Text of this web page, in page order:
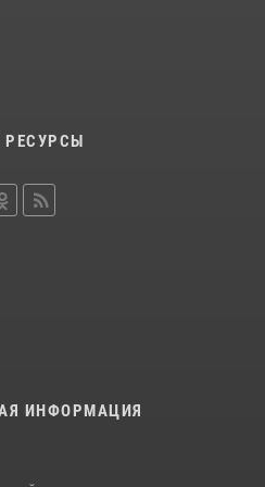
РЕСУРСЫ
ИНФОРМАЦИЯ